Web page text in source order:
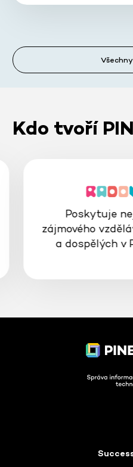
Kdo tvoří
Poskytuje
zájmového
a dospělých v